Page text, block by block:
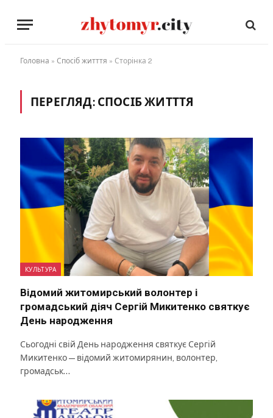
Головна » Спосіб житття » Сторінка 2
ПЕРЕГЛЯД: СПОСІБ ЖИТТТЯ
КУЛЬТУРА
Відомий житомирський волонтер і
громадський діяч Сергій Микитенко святкує
День народження
Сьогодні свій День народження святкує Сергій
Микитенко — відомий житомирянин, волонтер,
громадськ…